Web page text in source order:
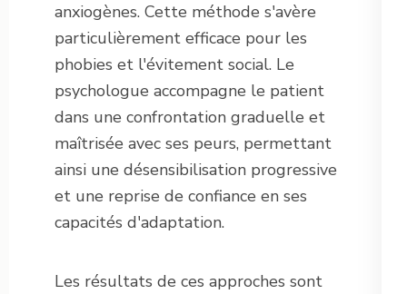
anxiogènes. Cette méthode s'avère
particulièrement efficace pour les
phobies et l'évitement social. Le
psychologue accompagne le patient
dans une confrontation graduelle et
maîtrisée avec ses peurs, permettant
ainsi une désensibilisation progressive
et une reprise de confiance en ses
capacités d'adaptation.
Les résultats de ces approches sont